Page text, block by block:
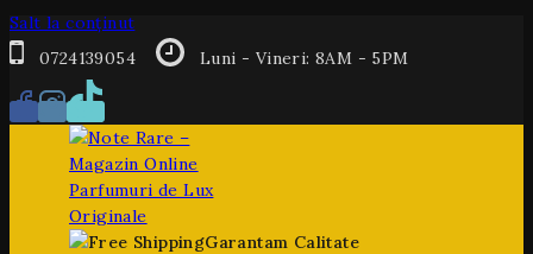
Salt la conținut
0724139054
Luni - Vineri: 8AM - 5PM
Garantam Calitate